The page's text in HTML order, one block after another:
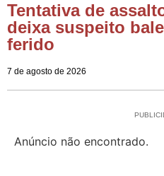
Tentativa de
deixa suspeito
ferido
7 de agosto de 2026
Anúncio não encontrado.